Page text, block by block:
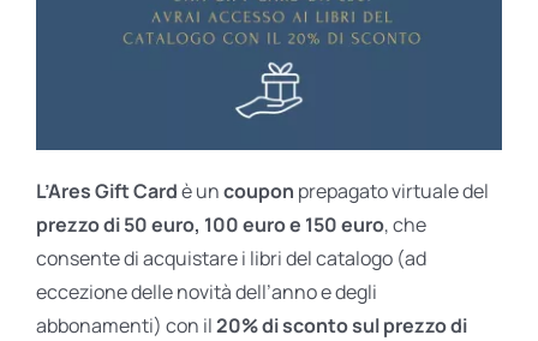
L’Ares Gift Cardè uncoupon prepagato virtuale del
prezzo di 50 euro, 100 euro e 150 euro, che
consente di acquistare i libri del catalogo (ad
eccezione delle novità dell’anno e degli
abbonamenti) con il20% di sconto sul prezzo di